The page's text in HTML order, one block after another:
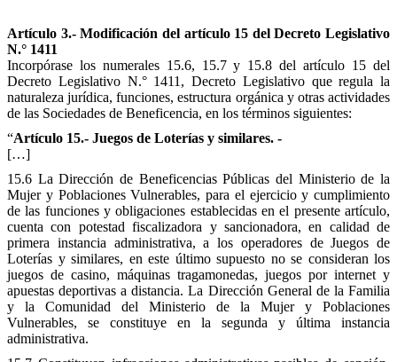
Artículo 3.- Modificación del artículo 15 del Decreto Legislativo
N.° 1411
Incorpórase los numerales 15.6, 15.7 y 15.8 del artículo 15 del
Decreto Legislativo N.° 1411, Decreto Legislativo que regula la
naturaleza jurídica, funciones, estructura orgánica y otras actividades
de las Sociedades de Beneficencia, en los términos siguientes:
“Artículo 15.- Juegos de Loterías y similares. -
[…]
15.6 La Dirección de Beneficencias Públicas del Ministerio de la
Mujer y Poblaciones Vulnerables, para el ejercicio y cumplimiento
de las funciones y obligaciones establecidas en el presente artículo,
cuenta con potestad fiscalizadora y sancionadora, en calidad de
primera instancia administrativa, a los operadores de Juegos de
Loterías y similares, en este último supuesto no se consideran los
juegos de casino, máquinas tragamonedas, juegos por internet y
apuestas deportivas a distancia. La Dirección General de la Familia
y la Comunidad del Ministerio de la Mujer y Poblaciones
Vulnerables, se constituye en la segunda y última instancia
administrativa.